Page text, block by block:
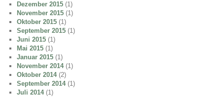
Dezember 2015 (1)
November 2015 (1)
Oktober 2015 (1)
September 2015 (1)
Juni 2015 (1)
Mai 2015 (1)
Januar 2015 (1)
November 2014(1)
Oktober 2014(2)
September 2014(1)
Juli 2014(1)